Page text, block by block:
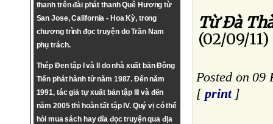
thanh trên đài phát thanh Quê Hương từ
San Jose, California - Hoa Kỳ, trong
chương trình đọc truyện do Trần Nam
phụ trách.
Thép Đen tập I và II do nhà xuất bản Đông
Tiến phát hành từ năm 1987. Đến năm
1991, tác giả tự xuất bản tập III và đến
năm 2005 thì hoàn tất tập IV. Quý vị có thể
hỏi mua sách hay dĩa đọc truyện qua địa
Từ Ðà
(02/09/
Posted on 09
[print]